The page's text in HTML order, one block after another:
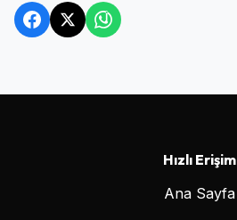
Hızlı Erişim
Ana Sayfa